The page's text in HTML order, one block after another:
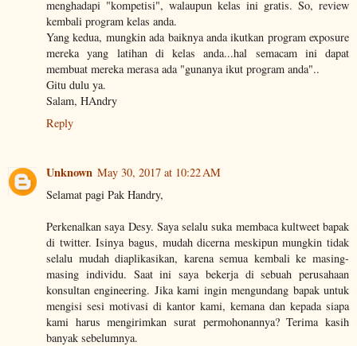
menghadapi "kompetisi", walaupun kelas ini gratis. So, review
kembali program kelas anda.
Yang kedua, mungkin ada baiknya anda ikutkan program exposure
mereka yang latihan di kelas anda...hal semacam ini dapat
membuat mereka merasa ada "gunanya ikut program anda"..
Gitu dulu ya.
Salam, HAndry
Reply
Unknown May 30, 2017 at 10:22 AM
Selamat pagi Pak Handry,
Perkenalkan saya Desy. Saya selalu suka membaca kultweet bapak
di twitter. Isinya bagus, mudah dicerna meskipun mungkin tidak
selalu mudah diaplikasikan, karena semua kembali ke masing-
masing individu. Saat ini saya bekerja di sebuah perusahaan
konsultan engineering. Jika kami ingin mengundang bapak untuk
mengisi sesi motivasi di kantor kami, kemana dan kepada siapa
kami harus mengirimkan surat permohonannya? Terima kasih
banyak sebelumnya.